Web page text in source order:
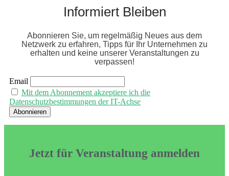
Informiert Bleiben
Abonnieren Sie, um regelmäßig Neues aus dem
Netzwerk zu erfahren, Tipps für Ihr Unternehmen zu
erhalten und keine unserer Veranstaltungen zu
verpassen!
Email
Mit dem Abonnement akzeptiere ich die
Datenschutzbestimmungen der IT-Achse
Jetzt für Veranstaltung anmelden